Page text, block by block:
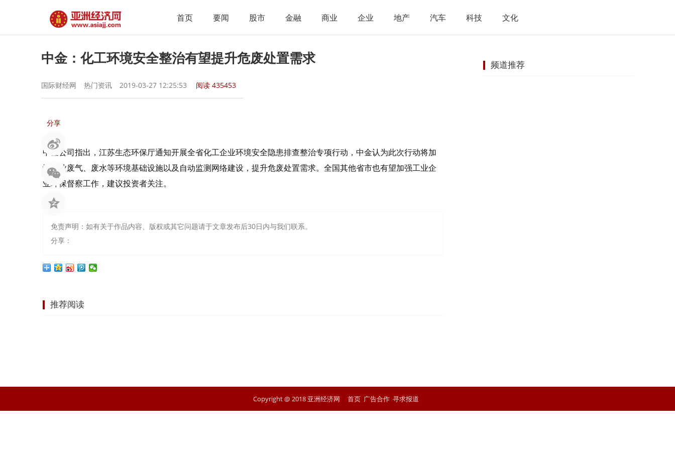
首页 要闻 股市 金融 商业 企业 地产 汽车 科技 文化
分享
中金：化工环境安全整治有望提升危废处置需求
国际财经网 热门资讯 2019-03-27 12:25:53 阅读 435453
中金公司指出，江苏生态环保厅通知开展全省化工企业环境安全隐患排查整治专项行动，中金认为此次行动将加
快企业废气、废水等环境基础设施以及自动监测网络建设，提升危废处置需求。全国其他省市也有望加强工业企
业环保督察工作，建议投资者关注。
免责声明：如有关于作品内容、版权或其它问题请于文章发布后30日内与我们联系。
分享：
推荐阅读
频道推荐
Copyright @ 2018 亚洲经济网 首页 广告合作 寻求报道